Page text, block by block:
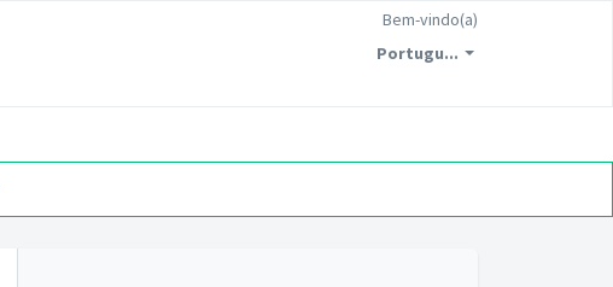
Portugu...
Bem-vindo(a)